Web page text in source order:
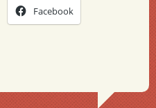
Facebook